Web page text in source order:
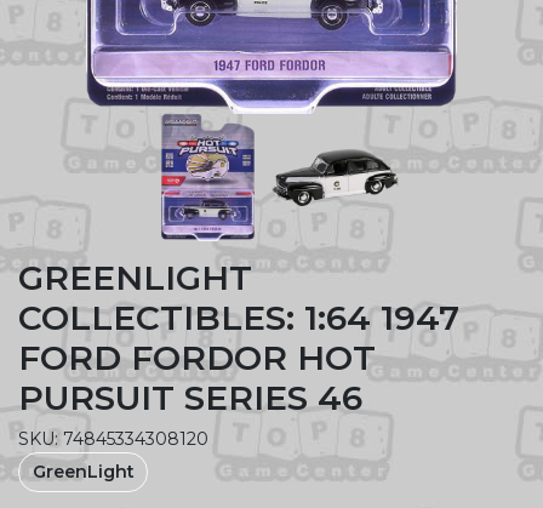
GREENLIGHT
COLLECTIBLES: 1:64 1947
FORD FORDOR HOT
PURSUIT SERIES 46
SKU: 74845334308120
GreenLight